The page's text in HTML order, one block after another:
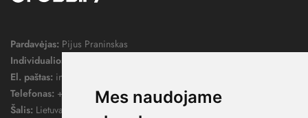
Mes naudojame
Pardavėjas: Pijus Praninskas
Individualios veiklos pažymos nr.:
El. paštas: info@dressify.lt
Telefonas: +370 676 78578
Šalis: Lietuva